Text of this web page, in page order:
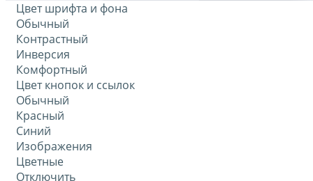
Цвет шрифта и фона
Обычный
Контрастный
Инверсия
Комфортный
Цвет кнопок и ссылок
Обычный
Красный
Синий
Изображения
Цветные
Отключить